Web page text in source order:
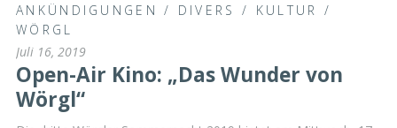
ANKÜNDIGUNGEN / DIVERS / KULTUR
/
WÖRGL
Juli 16, 2019
Open-Air Kino: „Das Wunder von
Wörgl“